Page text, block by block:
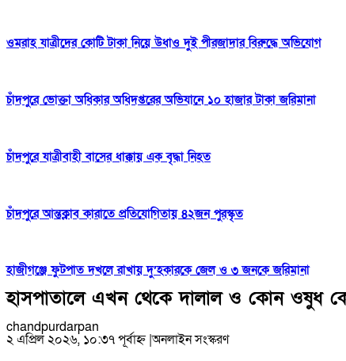
ওমরাহ যাত্রীদের কোটি টাকা নিয়ে উধাও দুই পীরজাদার বিরুদ্ধে অভিযোগ
চাঁদপুরে ভোক্তা অধিকার অধিদপ্তরের অভিযানে ১০ হাজার টাকা জরিমানা
চাঁদপুরে যাত্রীবাহী বাসের ধাক্কায় এক বৃদ্ধা নিহত
চাঁদপুরে আন্তক্লাব কারাতে প্রতিযোগিতায় ৪২জন পুরস্কৃত
হাজীগঞ্জে ফুটপাত দখলে রাখায় দু’হকারকে জেল ও ৩ জনকে জরিমানা
হাসপাতালে এখন থেকে দালাল ও কোন ওষুধ
chandpurdarpan
২ এপ্রিল ২০২৬, ১০:৩৭ পূর্বাহ্ন|অনলাইন সংস্করণ